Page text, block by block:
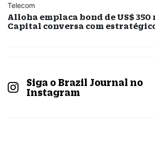
Telecom
Alloha emplaca bond de US$ 350
Capital conversa com
Siga o Brazil Journal no
Instagram